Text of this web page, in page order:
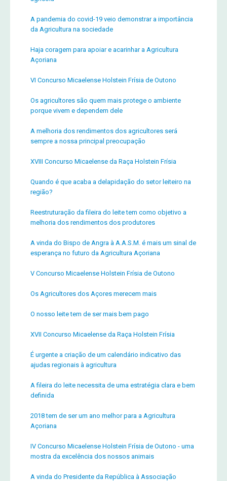
A pandemia do covid-19 veio demonstrar a importância
da Agricultura na sociedade
Haja coragem para apoiar e acarinhar a Agricultura
Açoriana
VI Concurso Micaelense Holstein Frísia de Outono
Os agricultores são quem mais protege o ambiente
porque vivem e dependem dele
A melhoria dos rendimentos dos agricultores será
sempre a nossa principal preocupação
XVIII Concurso Micaelense da Raça Holstein Frísia
Quando é que acaba a delapidação do setor leiteiro na
região?
Reestruturação da fileira do leite tem como objetivo a
melhoria dos rendimentos dos produtores
A vinda do Bispo de Angra à A.A.S.M. é mais um sinal de
esperança no futuro da Agricultura Açoriana
V Concurso Micaelense Holstein Frísia de Outono
Os Agricultores dos Açores merecem mais
O nosso leite tem de ser mais bem pago
XVII Concurso Micaelense da Raça Holstein Frísia
É urgente a criação de um calendário indicativo das
ajudas regionais à agricultura
A fileira do leite necessita de uma estratégia clara e bem
definida
2018 tem de ser um ano melhor para a Agricultura
Açoriana
IV Concurso Micaelense Holstein Frísia de Outono - uma
mostra da excelência dos nossos animais
A vinda do Presidente da República à Associação